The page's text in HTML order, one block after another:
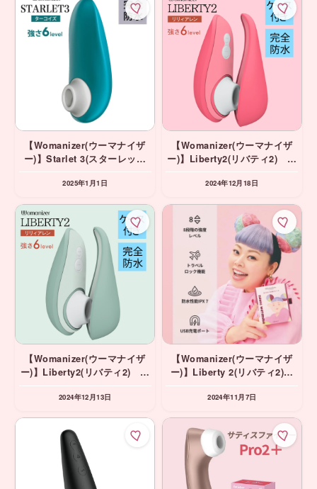
【Womanizer(ウーマナイザ
ー)】Starlet 3(スターレット
2025年1月1日
【Womanizer(ウーマナイザ
ー)】Liberty2(リバティ2) ヴ
イブ
2024年12月18日
【Womanizer(ウーマナイザ
ー)】Liberty2(リバティ2) セ
2024年12月13日
【Womanizer(ウーマナイザ
ー)】Liberty 2(リバティ2)
バイブ 渡辺直美
2024年11月7日